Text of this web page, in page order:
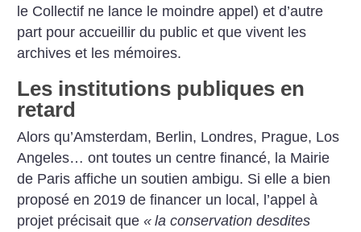
le Collectif ne lance le moindre appel) et d’autre
part pour accueillir du public et que vivent les
archives et les mémoires.
Les institutions publiques en
retard
Alors qu’Amsterdam, Berlin, Londres, Prague, Los
Angeles… ont toutes un centre financé, la Mairie
de Paris affiche un soutien ambigu. Si elle a bien
proposé en 2019 de financer un local, l’appel à
projet précisait que« la conservation desdites